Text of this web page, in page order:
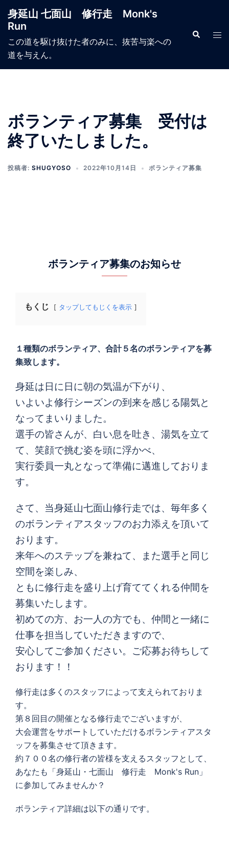
身延山 七面山 修行走 Monk's
Run
この道を駆け抜けた者のみに、抜苦与楽への
道を与えん。
検
索
ト
ボランティア募集 受付は
終了いたしました。
投稿者: SHUGYOSO 2022年10月14日 ボランティア募集
ボランティア募集のお知らせ
もくじ タップしてもじくを表示
１種類のボランティア、合計５名のボランティアを募
集致します。
身延は日に日に朝の気温が下がり、
いよいよ修行シーズンの到来を感じる陽気と
なってまいりました。
選手の皆さんが、白い息を吐き、湯気を立て
て、笑顔で挑む姿を頭に浮かべ、
実行委員一丸となって準備に邁進しておりま
す。
さて、当身延山七面山修行走では、毎年多く
のボランティアスタッフのお力添えを頂いて
おります。
来年へのステップを兼ねて、また選手と同じ
空間を楽しみ、
ともに修行走を盛り上げ育ててくれる仲間を
募集いたします。
初めての方、お一人の方でも、仲間と一緒に
仕事を担当していただきますので、
安心してご参加ください。ご応募お待ちして
おります！！
修行走は多くのスタッフによって支えられておりま
す。
第８回目の開催となる修行走でございますが、
大会運営をサポートしていただけるボランティアスタ
ッフを募集させて頂きます。
約７００名の修行者の皆様を支えるスタッフとして、
あなたも「身延山・七面山 修行走 Monk's Run」
に参加してみませんか？
ボランティア詳細は以下の通りです。